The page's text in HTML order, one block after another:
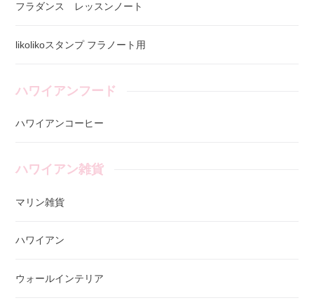
フラダンス レッスンノート
likolikoスタンプ フラノート用
ハワイアンフード
ハワイアンコーヒー
ハワイアン雑貨
マリン雑貨
ハワイアン
ウォールインテリア